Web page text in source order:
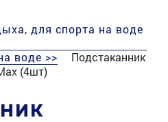
для спорта на воде
воде >>
Подстаканник
(4шт)